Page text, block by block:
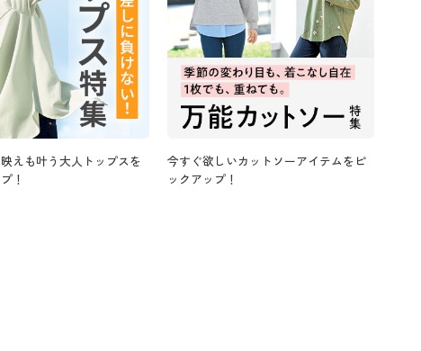
えも叶う大人トップスを
！
今すぐ欲しいカットソーアイテムをピ
ックアップ！